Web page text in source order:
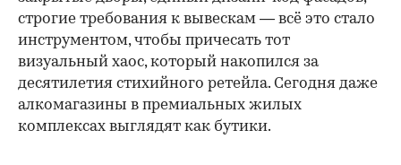
строгие требования к вывескам — всё это стало
инструментом, чтобы причесать тот
визуальный хаос, который накопился за
десятилетия стихийного ретейла. Сегодня даже
алкомагазины в премиальных жилых
комплексах выглядят как бутики.